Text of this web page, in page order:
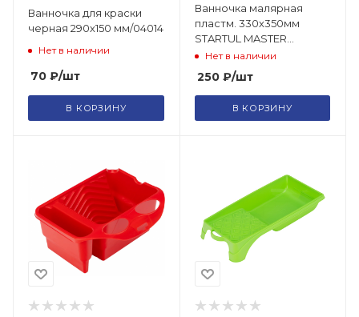
Ванночка для краски
черная 290х150 мм/04014
Нет в наличии
70 ₽/шт
В КОРЗИНУ
Ванночка малярная
пластм. 330х350мм
STARTUL MASTER
(ST0801-33-35)
Нет в наличии
250₽/шт
В КОРЗИНУ